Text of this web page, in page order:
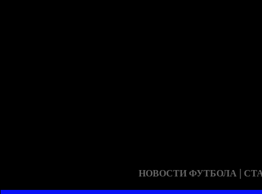
НОВОСТИ ФУТБОЛА |